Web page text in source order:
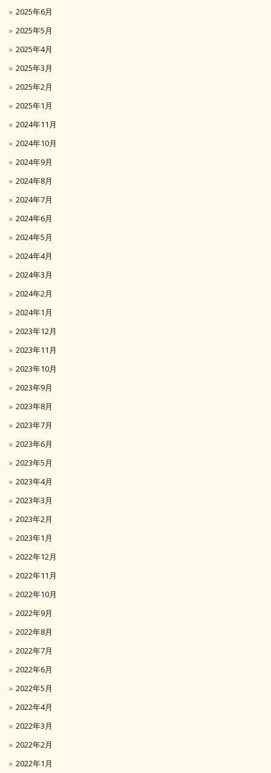
2025年6月
2025年5月
2025年4月
2025年3月
2025年2月
2025年1月
2024年11月
2024年10月
2024年9月
2024年8月
2024年7月
2024年6月
2024年5月
2024年4月
2024年3月
2024年2月
2024年1月
2023年12月
2023年11月
2023年10月
2023年9月
2023年8月
2023年7月
2023年6月
2023年5月
2023年4月
2023年3月
2023年2月
2023年1月
2022年12月
2022年11月
2022年10月
2022年9月
2022年8月
2022年7月
2022年6月
2022年5月
2022年4月
2022年3月
2022年2月
2022年1月